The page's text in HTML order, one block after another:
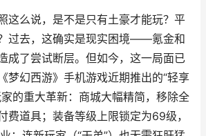
这么说，是不是只有土豪才能玩？平
过去，这确实是现实困境——氪金和
成了尝试断层。但如今，这一局面已
梦幻西游》手机游戏近期推出的“轻享
的重大革新：商城大幅精简，移除全
费道具；装备等级上限锁定为69级，